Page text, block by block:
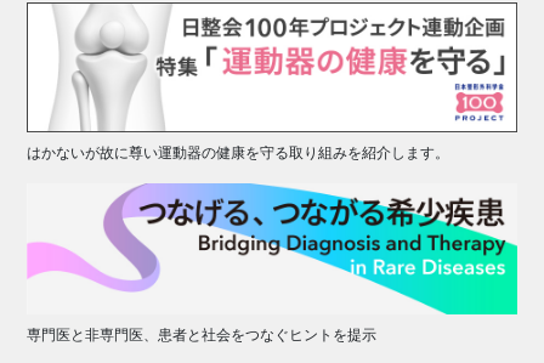
はかないが故に尊い運動器の健康を守る取り組みを紹介します。
専門医と非専門医、患者と社会をつなぐヒントを提示